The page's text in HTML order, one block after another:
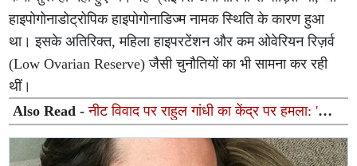
हाइपोगोनाडोट्रोपिक हाइपोगोनाडिज्म नामक स्थिति के कारण हुआ
था। इसके अतिरिक्त, महिला हाइपरटेंशन और कम ओवेरियन रिज़र्व
(Low Ovarian Reserve) जैसी चुनौतियों का भी सामना कर रही
थीं।
Also Read -नीट विवाद पर राहुल गांधी का केंद्र पर हमला: 'शिक्षा
बजट से ज्यादा नीट पर खर्च, फिर भी पेपर लीक पर कार्रवाई नहीं